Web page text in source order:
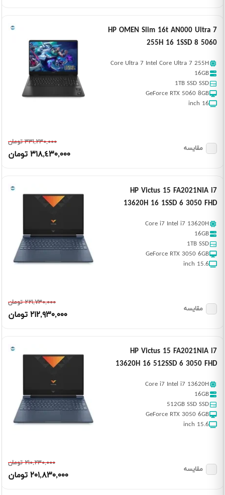
HP OMEN Slim 16t AN000 Ultra 7
255H 16 1SSD 8 5060
Core Ultra 7 Intel Core Ultra 7 255H
16GB
1TB SSD SSD
GeForce RTX 5060 8GB
16 inch
٣٣١,٢٣٠,٠٠٠ تومان
٣١٨,٤٣٠,٠٠٠ تومان
مقایسه
HP Victus 15 FA2021NIA i7
13620H 16 1SSD 6 3050 FHD
Core i7 Intel i7 13620H
16GB
1TB SSD
GeForce RTX 3050 6GB
15.6 inch
٢٢١,٧٣٠,٠٠٠ تومان
٢١٢,٩٣٠,٠٠٠ تومان
مقایسه
HP Victus 15 FA2021NIA i7
13620H 16 512SSD 6 3050 FHD
Core i7 Intel i7 13620H
16GB
512GB SSD SSD
GeForce RTX 3050 6GB
15.6 inch
٢١٠,٢٣٠,٠٠٠ تومان
٢٠١,٨٣٠,٠٠٠ تومان
مقایسه